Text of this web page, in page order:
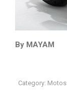
By MAYAM
Category: Motos